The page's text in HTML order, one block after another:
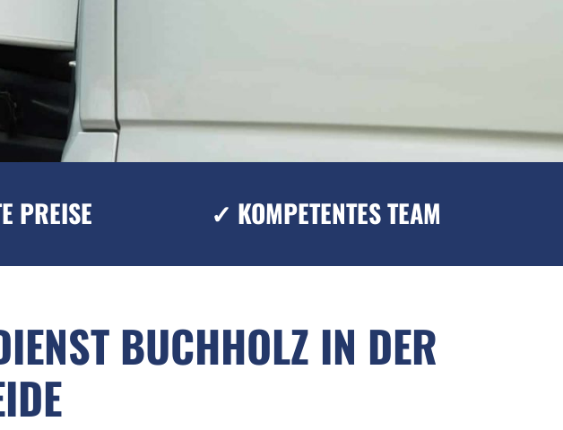
PREISE ✓ KOMPETENTES TEAM
BUCHHOLZ IN DER